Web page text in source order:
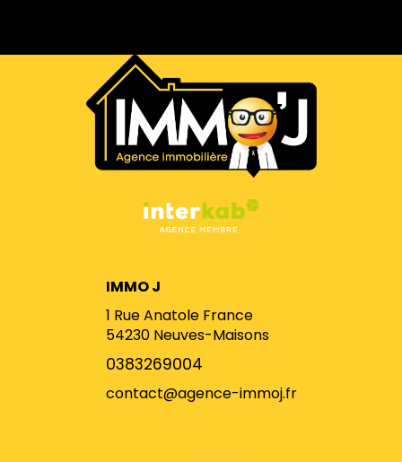
IMMO J
1 Rue Anatole France
54230 Neuves-Maisons
0383269004
contact@agence-immoj.fr